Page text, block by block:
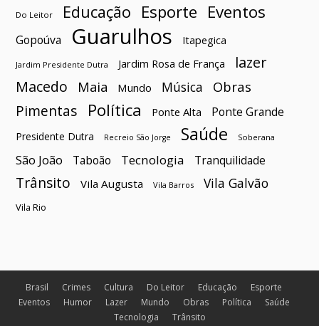
Do Leitor Educação Esporte Eventos
Gopoúva Guarulhos Itapegica
Jardim Presidente Dutra Jardim Rosa de França
lazer
Macedo
Maia Mundo Música Obras
Pimentas Política Ponte Alta Ponte Grande
Presidente Dutra Recreio São Jorge Saúde Soberana
São João Taboão Tecnologia Tranquilidade
Trânsito Vila Augusta Vila Barros Vila Galvão
Vila Rio
Brasil Crimes Cultura Do Leitor Educação
Esporte
Eventos
Humor Lazer Mundo Obras Política
Saúde
Tecnologia
Trânsito